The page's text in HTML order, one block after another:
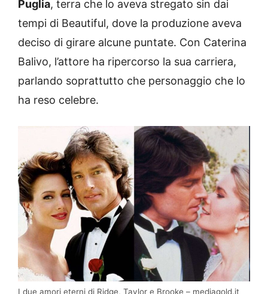
Puglia, terra che lo aveva stregato sin dai
tempi di Beautiful, dove la produzione aveva
deciso di girare alcune puntate. Con Caterina
Balivo, l’attore ha ripercorso la sua carriera,
parlando soprattutto che personaggio che lo
ha reso celebre.
I due amori eterni di Ridge, Taylor e Brooke – mediagold.it